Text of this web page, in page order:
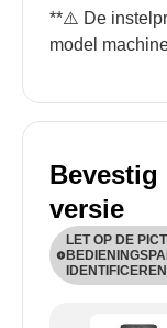
**⚠️ De
model
Bevestig
versie
LET OP DE